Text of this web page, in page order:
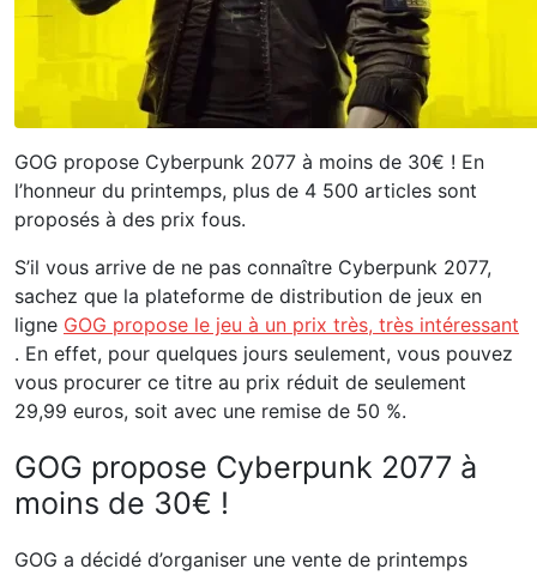
GOG propose Cyberpunk 2077 à moins de 30€ ! En
l’honneur du printemps, plus de 4 500 articles sont
proposés à des prix fous.
S’il vous arrive de ne pas connaître Cyberpunk 2077,
sachez que la plateforme de distribution de jeux en
ligne GOG propose le jeu à un prix très, très intéressant
. En effet, pour quelques jours seulement, vous pouvez
vous procurer ce titre au prix réduit de seulement
29,99 euros, soit avec une remise de 50 %.
GOG propose Cyberpunk 2077 à
moins de 30€ !
GOG a décidé d’organiser une vente de printemps